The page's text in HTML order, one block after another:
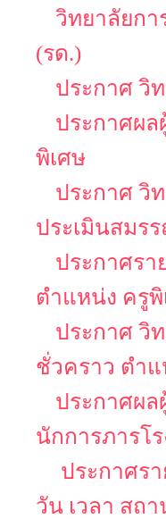
วิทยาลัยก
(รด.)
ประกาศ วิ
ประกาศผ
พิเศษ
ประกาศ วิ
ประเมินสมร
ประกาศรา
ตำแหน่ง ครูพิ
ประกาศ วิ
ชั่วคราว ตำ
ประกาศผ
นักการภารโร
ประกาศร
วัน เวลา สถ